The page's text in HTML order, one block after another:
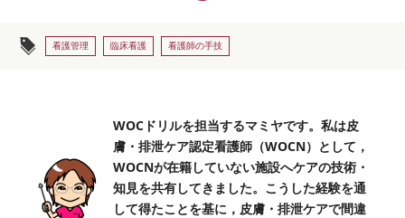
看護管理 臨床看護 看護師の手技
WOCドリルを担当するマミヤです。私は皮
膚・排泄ケア認定看護師（WOCN）として，
WOCNが在籍していない施設へケアの技術・
知見を共有してきました。こうした経験を通
して得たことを基に，皮膚・排泄ケアで間違